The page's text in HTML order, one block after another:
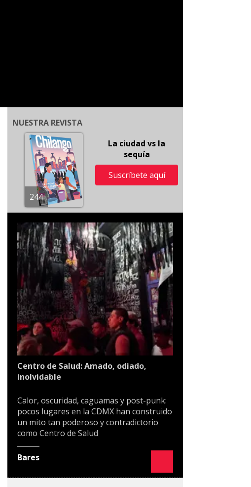
NUESTRA REVISTA
244
La ciudad vs la
sequía
Suscríbete aquí
Centro de Salud: Amado, odiado,
inolvidable
Calor, oscuridad, caguamas y post-punk:
pocos lugares en la CDMX han construido
un mito tan poderoso y contradictorio
como Centro de Salud
Bares